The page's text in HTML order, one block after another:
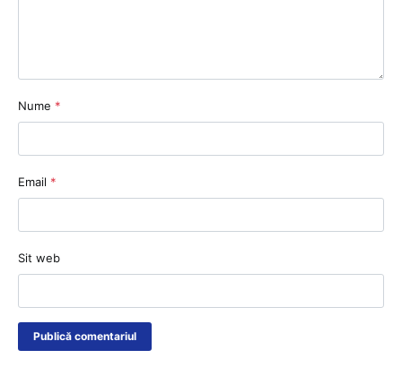
Nume *
Email *
Sit web